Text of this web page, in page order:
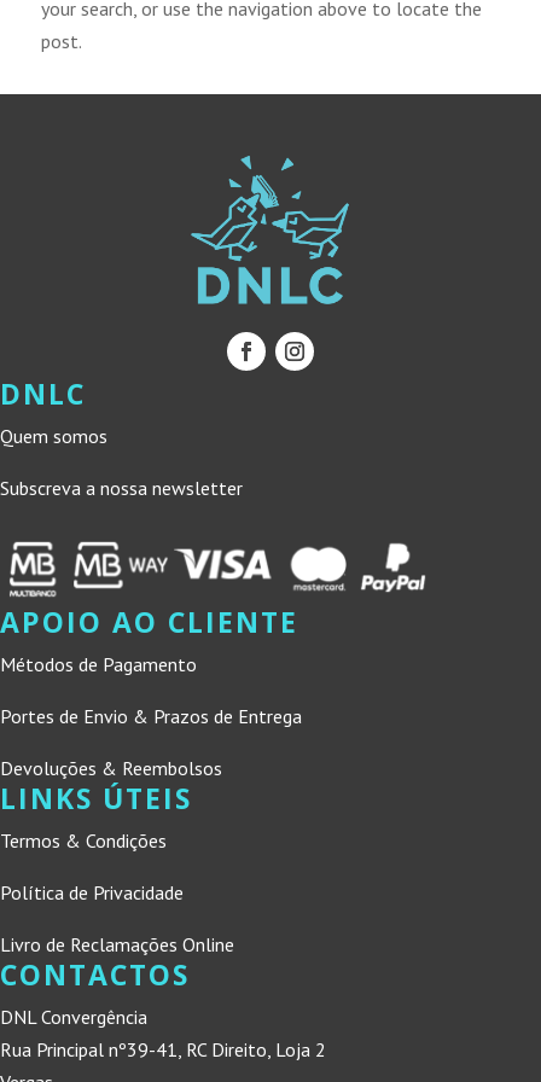
your search, or use the navigation above to locate the
post.
DNLC
Quem somos
Subscreva a nossa newsletter
APOIO AO CLIENTE
Métodos de Pagamento
Portes de Envio & Prazos de Entrega
Devoluções & Reembolsos
LINKS ÚTEIS
Termos & Condições
Política de Privacidade
Livro de Reclamações Online
CONTACTOS
DNL Convergência
Rua Principal nº39-41, RC Direito, Loja 2